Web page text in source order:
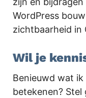
WordPress
zichtbaarheid in
Wil je
Benieuwd wat
betekenen?